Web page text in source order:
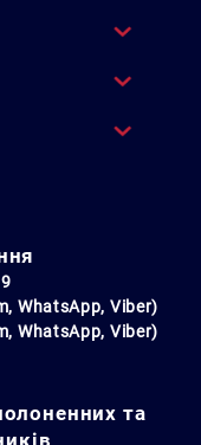
WhatsApp, Viber)
WhatsApp, Viber)
та